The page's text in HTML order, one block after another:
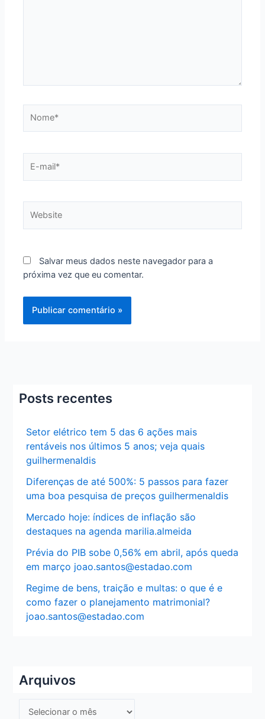
mail*
Salvar meus dados neste navegador para a
próxima vez que eu comentar.
Posts recentes
Setor elétrico tem 5 das 6 ações mais
rentáveis nos últimos 5 anos; veja quais
guilhermenaldis
Diferenças de até 500%: 5 passos para fazer
uma boa pesquisa de preços guilhermenaldis
Mercado hoje: índices de inflação são
destaques na agenda marilia.almeida
Prévia do PIB sobe 0,56% em abril, após queda
em março joao.santos@estadao.com
Regime de bens, traição e multas: o que é e
como fazer o planejamento matrimonial?
joao.santos@estadao.com
Arquivos